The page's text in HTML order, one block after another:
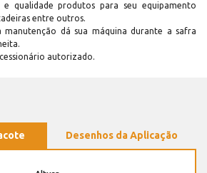
e qualidade produtos para seu equipamento
entre outros.
manutenção dá sua máquina durante a safra
autorizado.
Desenhos da Aplicação